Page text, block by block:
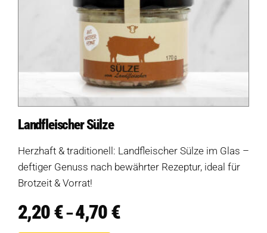
Landfleischer Sülze
Herzhaft & traditionell: Landfleischer Sülze im Glas –
deftiger Genuss nach bewährter Rezeptur, ideal für
Brotzeit & Vorrat!
2,20€ –4,70€Preisspanne:
2,20 €